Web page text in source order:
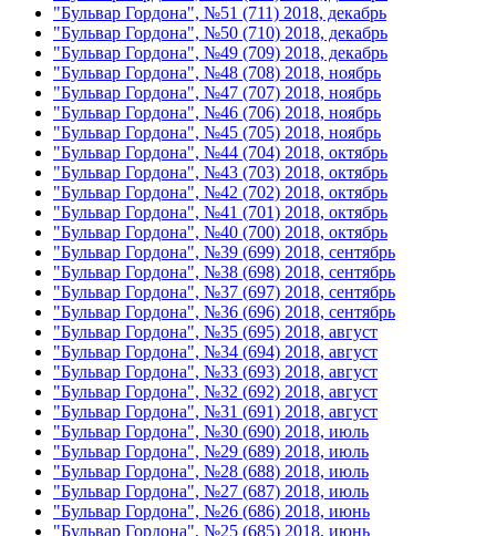
"Бульвар Гордона", №51 (711) 2018, декабрь
"Бульвар Гордона", №50 (710) 2018, декабрь
"Бульвар Гордона", №49 (709) 2018, декабрь
"Бульвар Гордона", №48 (708) 2018, ноябрь
"Бульвар Гордона", №47 (707) 2018, ноябрь
"Бульвар Гордона", №46 (706) 2018, ноябрь
"Бульвар Гордона", №45 (705) 2018, ноябрь
"Бульвар Гордона", №44 (704) 2018, октябрь
"Бульвар Гордона", №43 (703) 2018, октябрь
"Бульвар Гордона", №42 (702) 2018, октябрь
"Бульвар Гордона", №41 (701) 2018, октябрь
"Бульвар Гордона", №40 (700) 2018, октябрь
"Бульвар Гордона", №39 (699) 2018, сентябрь
"Бульвар Гордона", №38 (698) 2018, сентябрь
"Бульвар Гордона", №37 (697) 2018, сентябрь
"Бульвар Гордона", №36 (696) 2018, сентябрь
"Бульвар Гордона", №35 (695) 2018, август
"Бульвар Гордона", №34 (694) 2018, август
"Бульвар Гордона", №33 (693) 2018, август
"Бульвар Гордона", №32 (692) 2018, август
"Бульвар Гордона", №31 (691) 2018, август
"Бульвар Гордона", №30 (690) 2018, июль
"Бульвар Гордона", №29 (689) 2018, июль
"Бульвар Гордона", №28 (688) 2018, июль
"Бульвар Гордона", №27 (687) 2018, июль
"Бульвар Гордона", №26 (686) 2018, июнь
"Бульвар Гордона", №25 (685) 2018, июнь